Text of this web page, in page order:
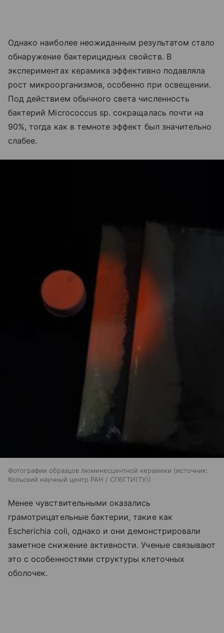
Однако наиболее неожиданным результатом стало
обнаружение бактерицидных свойств. В
экспериментах керамика эффективно подавляла
рост микроорганизмов, особенно при освещении.
Под действием обычного света численность
бактерий Micrococcus sp. сокращалась почти на
90%, тогда как в темноте эффект был значительно
слабее.
Фотографии образцов люминесцентной керамики
источник:
Кольский научный центр РАН / СПбГТИ(ТУ)
Менее чувствительными оказались
грамотрицательные бактерии, такие как
Escherichia coli, однако и они демонстрировали
заметное снижение активности. Ученые связывают
это с особенностями структуры клеточных
оболочек.